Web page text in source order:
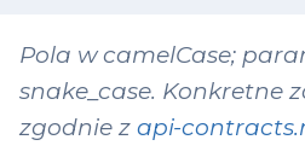
Pola w camelCase;
snake_case. Konkretne
zgodnie z api-